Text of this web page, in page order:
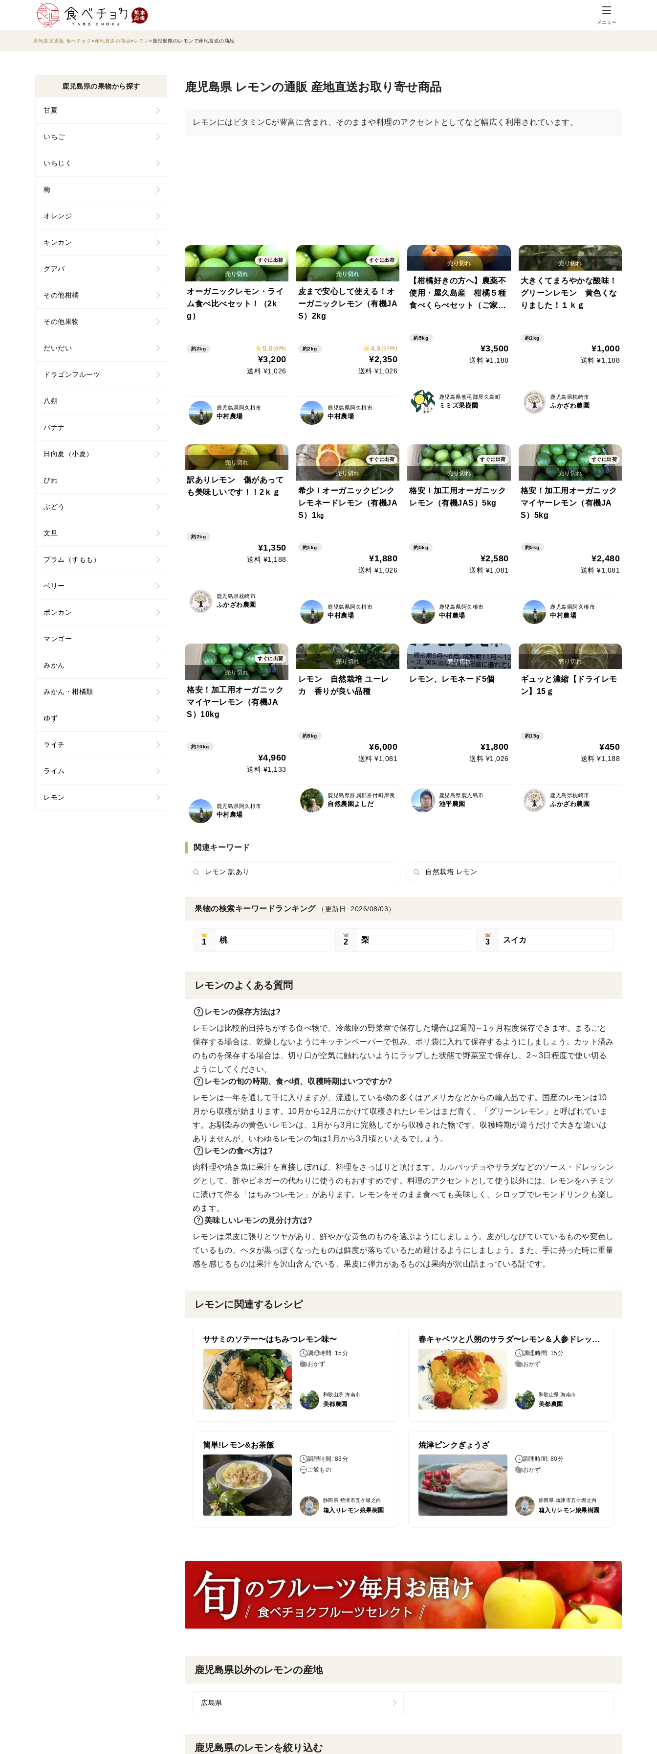
メニュー
産地直送通販 食べチョク 産地直送の商品 レモン 鹿児島県のレモンで産地直送の商品
鹿児島県 レモンの通販 産地直送お取り寄せ商品
レモンにはビタミンCが豊富に含まれ、そのままや料理のアクセントとしてなど幅広く利用されています。
すぐに出荷
オーガニックレモン・ライ
ム食べ比べセット！（2k
g）
約2kg 5.0(8件)
¥3,200
送料 ¥1,026
鹿児島県阿久根市
中村農場
すぐに出荷
皮まで安心して使える！オ
ーガニックレモン（有機JA
S）2kg
約2kg 4.9(57件)
¥2,350
送料 ¥1,026
鹿児島県阿久根市
中村農場
【柑橘好きの方へ】農薬不
使用・屋久島産 柑橘５種
食べくらべセット（ご家庭
約5kg
¥3,500
送料 ¥1,188
鹿児島県熊毛郡屋久島町
ミミズ果樹園
大きくてまろやかな酸味！
グリーンレモン 黄色くな
りました！１ｋｇ
約1kg
¥1,000
送料 ¥1,188
鹿児島県枕崎市
ふかざわ農園
訳ありレモン 傷があって
も美味しいです！！2ｋｇ
約2kg
¥1,350
送料 ¥1,188
鹿児島県枕崎市
ふかざわ農園
すぐに出荷
希少！オーガニックピンク
レモネードレモン（有機JA
S）1㎏
約1kg
¥1,880
送料 ¥1,026
鹿児島県阿久根市
中村農場
すぐに出荷
格安！加工用オーガニック
レモン（有機JAS）5kg
約5kg
¥2,580
送料 ¥1,081
鹿児島県阿久根市
中村農場
すぐに出荷
格安！加工用オーガニック
マイヤーレモン（有機JA
S）5kg
約5kg
¥2,480
送料 ¥1,081
鹿児島県阿久根市
中村農場
すぐに出荷
格安！加工用オーガニック
マイヤーレモン（有機JA
S）10kg
約10kg
¥4,960
送料 ¥1,133
鹿児島県阿久根市
中村農場
レモン 自然栽培 ユーレ
カ 香りが良い品種
約5kg
¥6,000
送料 ¥1,081
鹿児島県肝属郡肝付町岸良
自然農園よしだ
レモン、レモネード5個
¥1,800
送料 ¥1,026
鹿児島県鹿児島市
池平農園
ギュッと濃縮【ドライレモ
ン】15ｇ
約15g
¥450
送料 ¥1,188
鹿児島県枕崎市
ふかざわ農園
関連キーワード
レモン 訳あり 自然栽培 レモン
果物の検索キーワードランキング （更新日: 2026/08/03）
1 桃 2 梨 3 スイカ
レモンのよくある質問
レモンの保存方法は?
レモンは比較的日持ちがする食べ物で、冷蔵庫の野菜室で保存した場合は2週間～1ヶ月程度保存できます。まるごと
保存する場合は、乾燥しないようにキッチンペーパーで包み、ポリ袋に入れて保存するようにしましょう。カット済み
のものを保存する場合は、切り口が空気に触れないようにラップした状態で野菜室で保存し、2～3日程度で使い切る
ようにしてください。
レモンの旬の時期、食べ頃、収穫時期はいつですか?
レモンは一年を通して手に入りますが、流通している物の多くはアメリカなどからの輸入品です。国産のレモンは10
月から収穫が始まります。10月から12月にかけて収穫されたレモンはまだ青く、「グリーンレモン」と呼ばれていま
す。お馴染みの黄色いレモンは、1月から3月に完熟してから収穫された物です。収穫時期が違うだけで大きな違いは
ありませんが、いわゆるレモンの旬は1月から3月頃といえるでしょう。
レモンの食べ方は?
肉料理や焼き魚に果汁を直接しぼれば、料理をさっぱりと頂けます。カルパッチョやサラダなどのソース・ドレッシン
グとして、酢やビネガーの代わりに使うのもおすすめです。料理のアクセントとして使う以外には、レモンをハチミツ
に漬けて作る「はちみつレモン」があります。レモンをそのまま食べても美味しく、シロップでレモンドリンクも楽し
めます。
美味しいレモンの見分け方は?
レモンは果皮に張りとツヤがあり、鮮やかな黄色のものを選ぶようにしましょう。皮がしなびていているものや変色し
ているもの、ヘタが黒っぽくなったものは鮮度が落ちているため避けるようにしましょう。また、手に持った時に重量
感を感じるものは果汁を沢山含んでいる、果皮に弾力があるものは果肉が沢山詰まっている証です。
レモンに関連するレシピ
ササミのソテー〜はちみつレモン味〜
調理時間: 15分
おかず
和歌山県 海南市
美都農園
春キャベツと八朔のサラダ〜レモン＆人参ドレッシング〜
調理時間: 15分
おかず
和歌山県 海南市
美都農園
簡単!レモン&お茶飯
調理時間: 83分
ご飯もの
静岡県 焼津市五ケ堀之内
箱入りレモン娘果樹園
焼津ピンクぎょうざ
調理時間: 80分
おかず
静岡県 焼津市五ケ堀之内
箱入りレモン娘果樹園
鹿児島県以外のレモンの産地
広島県
鹿児島県のレモンを絞り込む
鹿児島県の果物から探す
甘夏
いちご
いちじく
梅
オレンジ
キンカン
グアバ
その他柑橘
その他果物
だいだい
ドラゴンフルーツ
八朔
バナナ
日向夏（小夏）
びわ
ぶどう
文旦
プラム（すもも）
ベリー
ポンカン
マンゴー
みかん
みかん・柑橘類
ゆず
ライチ
ライム
レモン